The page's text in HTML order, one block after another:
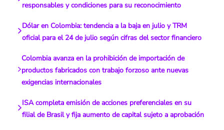
responsables y condiciones para su reconocimiento
Dólar en Colombia: tendencia a la baja en julio y TRM
oficial para el 24 de julio según cifras del sector financiero
Colombia avanza en la prohibición de importación de
productos fabricados con trabajo forzoso ante nuevas
exigencias internacionales
ISA completa emisión de acciones preferenciales en su
filial de Brasil y fija aumento de capital sujeto a aprobación